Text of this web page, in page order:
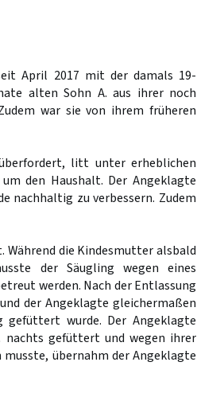
April 2017 mit der damals 19-
alten Sohn A. aus ihrer noch
war sie von ihrem früheren
litt unter erheblichen
den Haushalt. Der Angeklagte
nachhaltig zu verbessern. Zudem
Während die Kindesmutter alsbald
der Säugling wegen eines
werden. Nach der Entlassung
der Angeklagte gleichermaßen
wurde. Der Angeklagte
nachts gefüttert und wegen ihrer
übernahm der Angeklagte